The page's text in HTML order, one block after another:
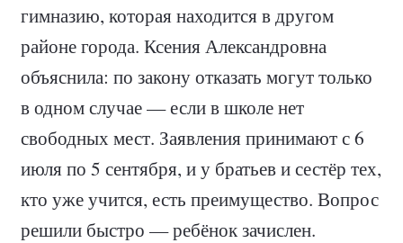
гимназию, которая находится в другом
районе города. Ксения Александровна
объяснила: по закону отказать могут только
в одном случае — если в школе нет
свободных мест. Заявления принимают с 6
июля по 5 сентября, и у братьев и сестёр тех,
кто уже учится, есть преимущество. Вопрос
решили быстро — ребёнок зачислен.